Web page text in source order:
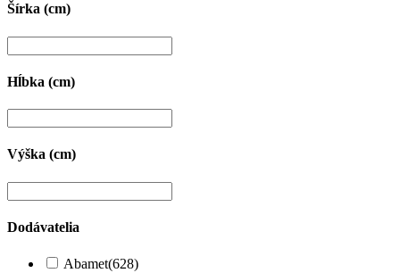
Šírka (cm)
Hĺbka (cm)
Výška (cm)
Dodávatelia
Abamet(628)